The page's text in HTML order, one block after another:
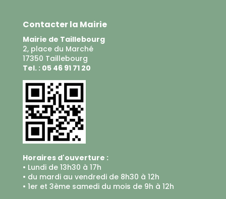
Contacter la Mairie
Mairie de Taillebourg
2, place du Marché
17350 Taillebourg
Tel. : 05 46 91 71 20
Horaires d'ouverture :
• Lundi de 13h30 à 17h
• du mardi au vendredi de 8h30 à 12h
• 1er et 3ème samedi du mois de 9h à 12h